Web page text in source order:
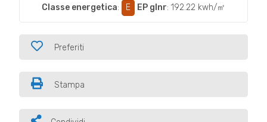
Classe energetica: E EP glnr: 192.22 kwh/㎡
Preferiti
Stampa